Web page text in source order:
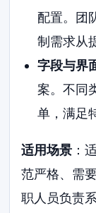
配置。团
制需求从
字段与界
案。不同
单，满足
适用场景 ：
范严格、需
职人员负责